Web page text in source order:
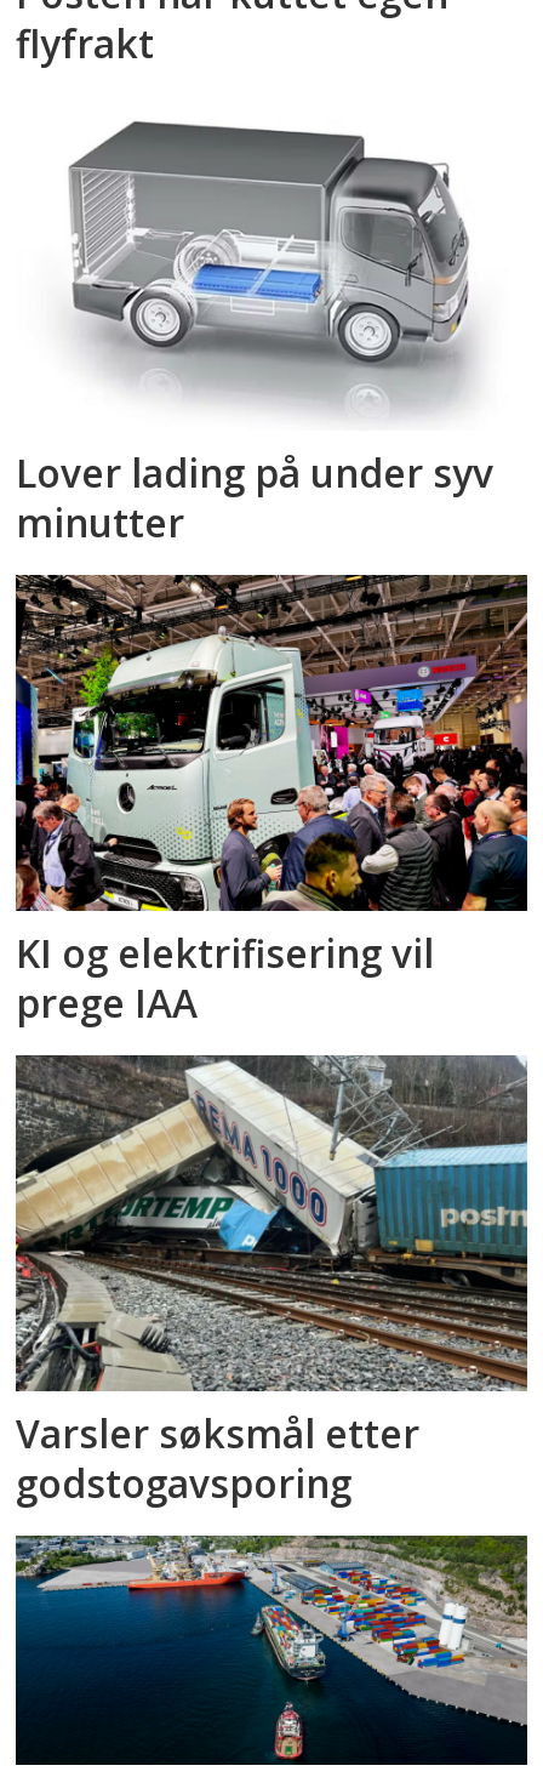
flyfrakt
Lover lading på under syv
minutter
KI og elektrifisering vil
prege IAA
Varsler søksmål etter
godstog­avsporing